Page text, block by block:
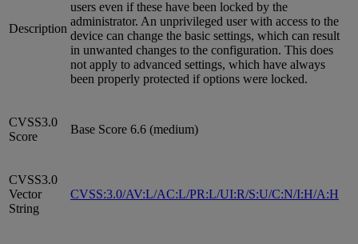
Description
users even if these have been locked by the
administrator. An unprivileged user with access to the
device can change the basic settings, which can result
in unwanted changes to the configuration. This does
not apply to advanced settings, which have always
been properly protected if options were locked.
CVSS3.0
Score
Base Score 6.6 (medium)
CVSS3.0
Vector
String
CVSS:3.0/AV:L/AC:L/PR:L/UI:R/S:U/C:N/I:H/A:H